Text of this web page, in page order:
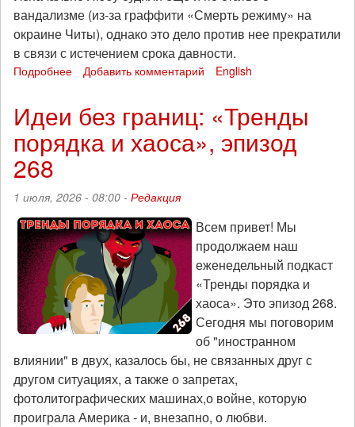
вандализме (из-за граффити «Смерть режиму» на
окраине Читы), однако это дело против нее прекратили
в связи с истечением срока давности.
Подробнее
—
рождения
читинских
анархистов»
Любови
Лизуновой
Добавить комментарий English
Идеи без границ: «Тренды
порядка и хаоса», эпизод
268
1 июля, 2026 - 08:00 - Редакция
Всем привет! Мы
продолжаем наш
еженедельный подкаст
«Тренды порядка и
хаоса». Это эпизод 268.
Сегодня мы поговорим
об "иностранном
влиянии" в двух, казалось бы, не связанных друг с
другом ситуациях, а также о запретах,
фотолитографических машинах,о войне, которую
проиграла Америка - и, внезапно, о любви.